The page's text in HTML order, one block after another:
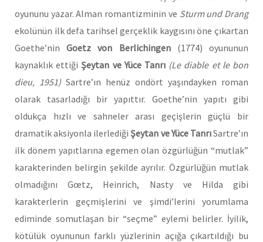
oyununu yazar. Alman romantizminin ve Sturm und Drang
ekolünün ilk defa tarihsel gerçeklik kaygısını öne çıkartan
Goethe’ninGoetz von Berlichingen (1774) oyununun
kaynaklık ettiğiŞeytan ve Yüce Tanrı (Le diable et le bon
dieu, 1951) Sartre’ın henüz ondört yaşındayken roman
olarak tasarladığı bir yapıttır. Goethe’nin yapıtı gibi
oldukça hızlı ve sahneler arası geçişlerin güçlü bir
dramatik aksiyonla ilerlediğiŞeytan ve Yüce TanrıSartre’ın
ilk dönem yapıtlarına egemen olan özgürlüğün “mutlak”
karakterinden belirgin şekilde ayrılır. Özgürlüğün mutlak
olmadığını Gœtz, Heinrich, Nasty ve Hilda gibi
karakterlerin geçmişlerini ve şimdi’lerini yorumlama
ediminde somutlaşan bir “seçme” eylemi belirler. İyilik,
kötülük oyununun farklı yüzlerinin açığa çıkartıldığı bu